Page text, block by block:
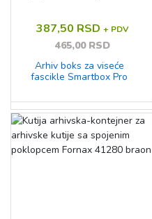
387,50 RSD + PDV
465,00 RSD
Arhiv boks za viseće
fascikle Smartbox Pro